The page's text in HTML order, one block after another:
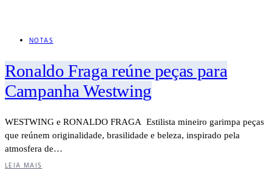
NOTAS
Ronaldo Fraga reúne peças para
Campanha Westwing
WESTWING e RONALDO FRAGA Estilista mineiro garimpa peças
que reúnem originalidade, brasilidade e beleza, inspirado pela
atmosfera de…
LEIA MAIS